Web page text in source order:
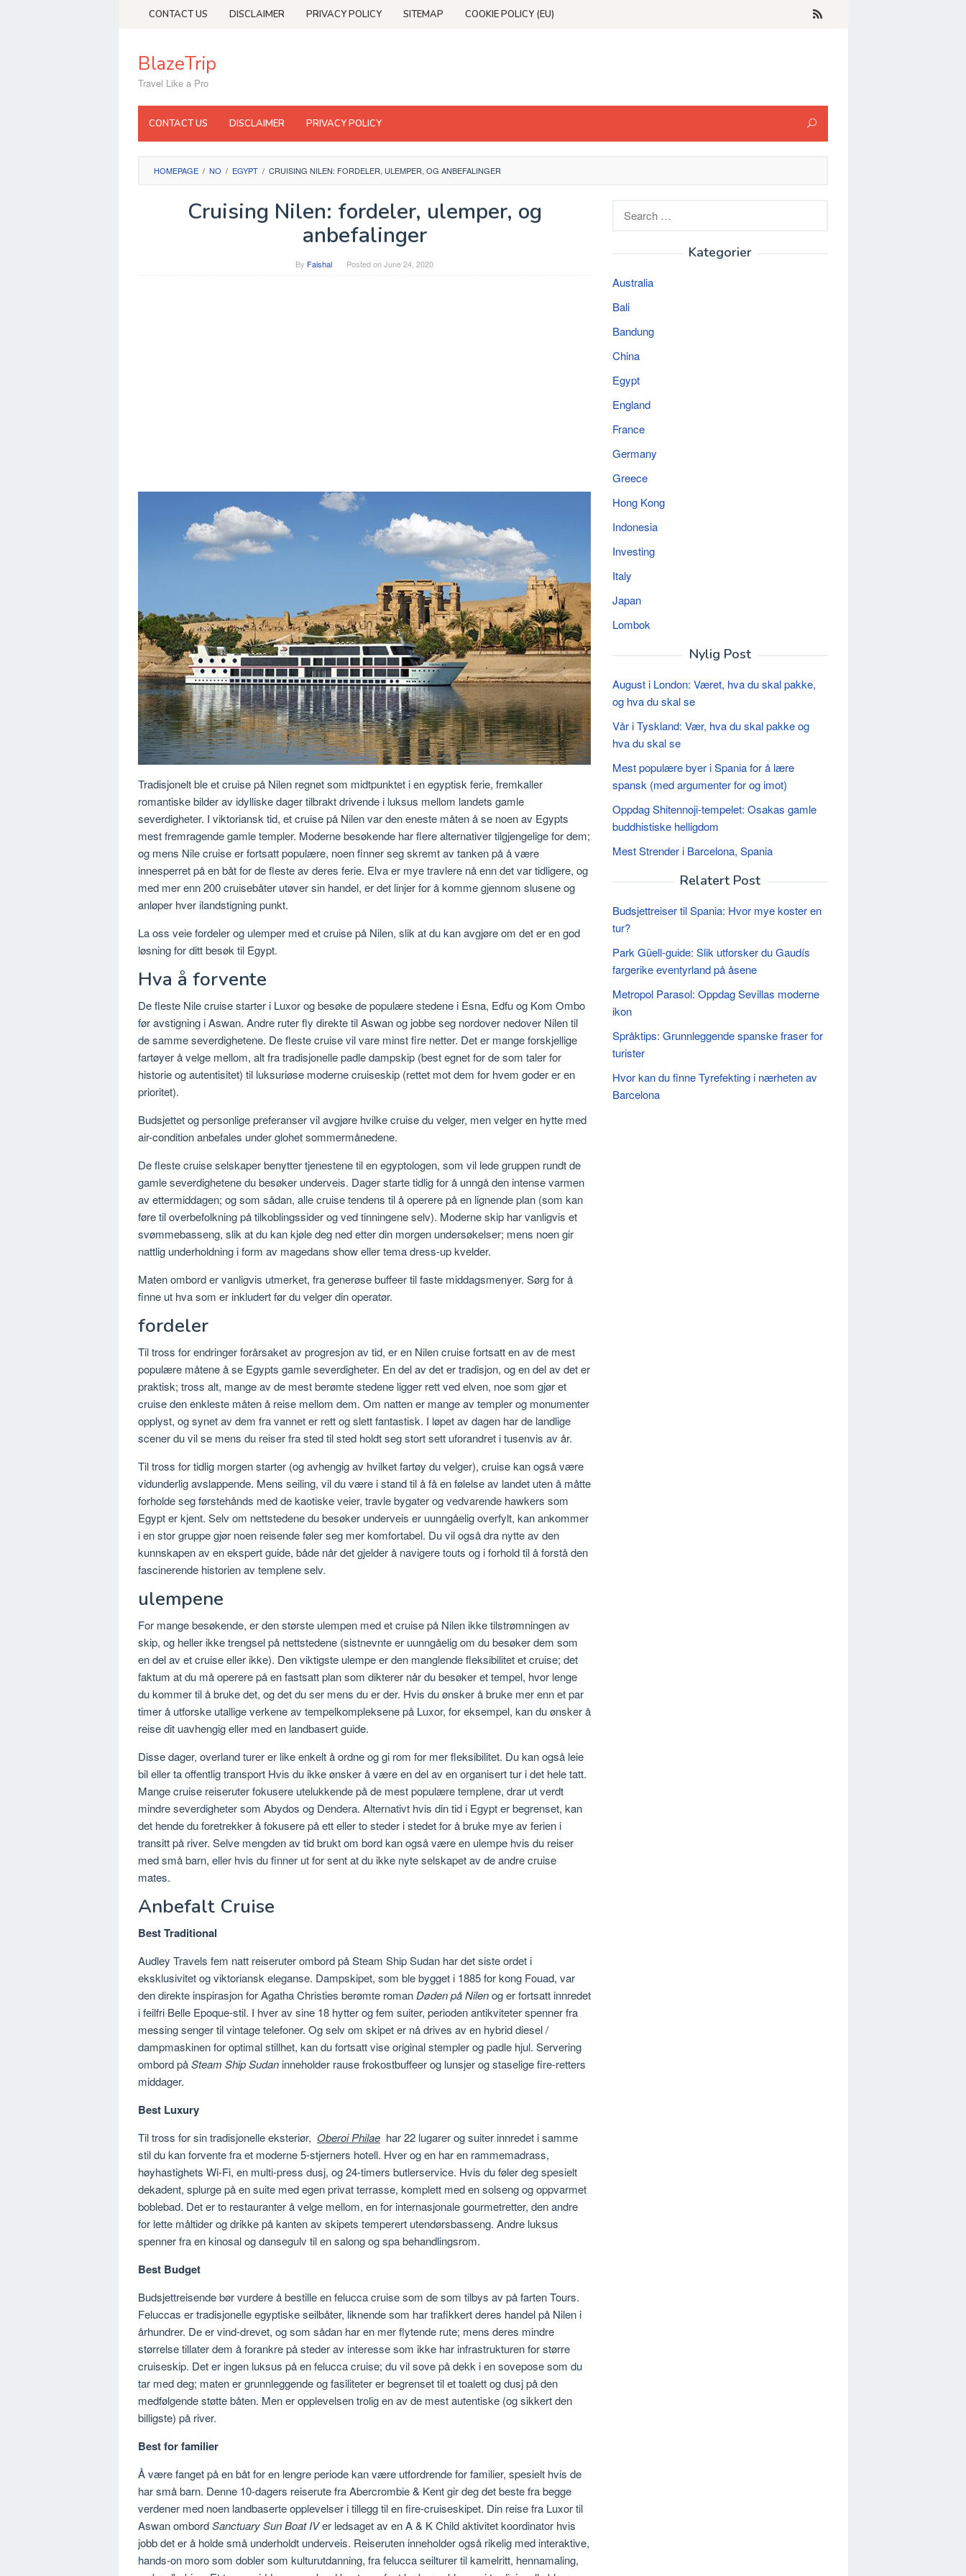
CONTACT US DISCLAIMER PRIVACY POLICY SITEMAP COOKIE POLICY (EU)
BlazeTrip
Travel Like a Pro
CONTACT US DISCLAIMER PRIVACY POLICY
HOMEPAGE / NO / EGYPT / CRUISING NILEN: FORDELER, ULEMPER, OG ANBEFALINGER
Cruising Nilen: fordeler, ulemper, og
anbefalinger
By Faishal Posted onJune 24, 2020
Tradisjonelt ble et cruise på Nilen regnet som midtpunktet i en egyptisk ferie, fremkaller
romantiske bilder av idylliske dager tilbrakt drivende i luksus mellom landets gamle
severdigheter. I viktoriansk tid, et cruise på Nilen var den eneste måten å se noen av Egypts
mest fremragende gamle templer. Moderne besøkende har flere alternativer tilgjengelige for dem;
og mens Nile cruise er fortsatt populære, noen finner seg skremt av tanken på å være
innesperret på en båt for de fleste av deres ferie. Elva er mye travlere nå enn det var tidligere, og
med mer enn 200 cruisebåter utøver sin handel, er det linjer for å komme gjennom slusene og
anløper hver ilandstigning punkt.
La oss veie fordeler og ulemper med et cruise på Nilen, slik at du kan avgjøre om det er en god
løsning for ditt besøk til Egypt.
Hva å forvente
De fleste Nile cruise starter i Luxor og besøke de populære stedene i Esna, Edfu og Kom Ombo
før avstigning i Aswan. Andre ruter fly direkte til Aswan og jobbe seg nordover nedover Nilen til
de samme severdighetene. De fleste cruise vil vare minst fire netter. Det er mange forskjellige
fartøyer å velge mellom, alt fra tradisjonelle padle dampskip (best egnet for de som taler for
historie og autentisitet) til luksuriøse moderne cruiseskip (rettet mot dem for hvem goder er en
prioritet).
Budsjettet og personlige preferanser vil avgjøre hvilke cruise du velger, men velger en hytte med
air-condition anbefales under glohet sommermånedene.
De fleste cruise selskaper benytter tjenestene til en egyptologen, som vil lede gruppen rundt de
gamle severdighetene du besøker underveis. Dager starte tidlig for å unngå den intense varmen
av ettermiddagen; og som sådan, alle cruise tendens til å operere på en lignende plan (som kan
føre til overbefolkning på tilkoblingssider og ved tinningene selv). Moderne skip har vanligvis et
svømmebasseng, slik at du kan kjøle deg ned etter din morgen undersøkelser; mens noen gir
nattlig underholdning i form av magedans show eller tema dress-up kvelder.
Maten ombord er vanligvis utmerket, fra generøse buffeer til faste middagsmenyer. Sørg for å
finne ut hva som er inkludert før du velger din operatør.
fordeler
Til tross for endringer forårsaket av progresjon av tid, er en Nilen cruise fortsatt en av de mest
populære måtene å se Egypts gamle severdigheter. En del av det er tradisjon, og en del av det er
praktisk; tross alt, mange av de mest berømte stedene ligger rett ved elven, noe som gjør et
cruise den enkleste måten å reise mellom dem. Om natten er mange av templer og monumenter
opplyst, og synet av dem fra vannet er rett og slett fantastisk. I løpet av dagen har de landlige
scener du vil se mens du reiser fra sted til sted holdt seg stort sett uforandret i tusenvis av år.
Til tross for tidlig morgen starter (og avhengig av hvilket fartøy du velger), cruise kan også være
vidunderlig avslappende. Mens seiling, vil du være i stand til å få en følelse av landet uten å måtte
forholde seg førstehånds med de kaotiske veier, travle bygater og vedvarende hawkers som
Egypt er kjent. Selv om nettstedene du besøker underveis er uunngåelig overfylt, kan ankommer
i en stor gruppe gjør noen reisende føler seg mer komfortabel. Du vil også dra nytte av den
kunnskapen av en ekspert guide, både når det gjelder å navigere touts og i forhold til å forstå den
fascinerende historien av templene selv.
ulempene
For mange besøkende, er den største ulempen med et cruise på Nilen ikke tilstrømningen av
skip, og heller ikke trengsel på nettstedene (sistnevnte er uunngåelig om du besøker dem som
en del av et cruise eller ikke). Den viktigste ulempe er den manglende fleksibilitet et cruise; det
faktum at du må operere på en fastsatt plan som dikterer når du besøker et tempel, hvor lenge
du kommer til å bruke det, og det du ser mens du er der. Hvis du ønsker å bruke mer enn et par
timer å utforske utallige verkene av tempelkompleksene på Luxor, for eksempel, kan du ønsker å
reise dit uavhengig eller med en landbasert guide.
Disse dager, overland turer er like enkelt å ordne og gi rom for mer fleksibilitet. Du kan også leie
bil eller ta offentlig transport Hvis du ikke ønsker å være en del av en organisert tur i det hele tatt.
Mange cruise reiseruter fokusere utelukkende på de mest populære templene, drar ut verdt
mindre severdigheter som Abydos og Dendera. Alternativt hvis din tid i Egypt er begrenset, kan
det hende du foretrekker å fokusere på ett eller to steder i stedet for å bruke mye av ferien i
transitt på river. Selve mengden av tid brukt om bord kan også være en ulempe hvis du reiser
med små barn, eller hvis du finner ut for sent at du ikke nyte selskapet av de andre cruise
mates.
Anbefalt Cruise
Best Traditional
Audley Travels fem natt reiseruter ombord på Steam Ship Sudan har det siste ordet i
eksklusivitet og viktoriansk eleganse. Dampskipet, som ble bygget i 1885 for kong Fouad, var
den direkte inspirasjon for Agatha Christies berømte roman Døden på Nilenog er fortsatt innredet
i feilfri Belle Epoque-stil. I hver av sine 18 hytter og fem suiter, perioden antikviteter spenner fra
messing senger til vintage telefoner. Og selv om skipet er nå drives av en hybrid diesel /
dampmaskinen for optimal stillhet, kan du fortsatt vise original stempler og padle hjul. Servering
ombord påSteam Ship Sudan inneholder rause frokostbuffeer og lunsjer og staselige fire-retters
middager.
Best Luxury
Til tross for sin tradisjonelle eksteriør, Oberoi Philae har 22 lugarer og suiter innredet i samme
stil du kan forvente fra et moderne 5-stjerners hotell. Hver og en har en rammemadrass,
høyhastighets Wi-Fi, en multi-press dusj, og 24-timers butlerservice. Hvis du føler deg spesielt
dekadent, splurge på en suite med egen privat terrasse, komplett med en solseng og oppvarmet
boblebad. Det er to restauranter å velge mellom, en for internasjonale gourmetretter, den andre
for lette måltider og drikke på kanten av skipets temperert utendørsbasseng. Andre luksus
spenner fra en kinosal og dansegulv til en salong og spa behandlingsrom.
Best Budget
Budsjettreisende bør vurdere å bestille en felucca cruise som de som tilbys av på farten Tours.
Feluccas er tradisjonelle egyptiske seilbåter, liknende som har trafikkert deres handel på Nilen i
århundrer. De er vind-drevet, og som sådan har en mer flytende rute; mens deres mindre
størrelse tillater dem å forankre på steder av interesse som ikke har infrastrukturen for større
cruiseskip. Det er ingen luksus på en felucca cruise; du vil sove på dekk i en sovepose som du
tar med deg; maten er grunnleggende og fasiliteter er begrenset til et toalett og dusj på den
medfølgende støtte båten. Men er opplevelsen trolig en av de mest autentiske (og sikkert den
billigste) på river.
Best for familier
Å være fanget på en båt for en lengre periode kan være utfordrende for familier, spesielt hvis de
har små barn. Denne 10-dagers reiserute fra Abercrombie & Kent gir deg det beste fra begge
verdener med noen landbaserte opplevelser i tillegg til en fire-cruiseskipet. Din reise fra Luxor til
Aswan ombordSanctuary Sun Boat IVer ledsaget av en A & K Child aktivitet koordinator hvis
jobb det er å holde små underholdt underveis. Reiseruten inneholder også rikelig med interaktive,
hands-on moro som dobler som kulturutdanning, fra felucca seilturer til kamelritt, hennamaling,
Kategorier
Australia
Bali
Bandung
China
Egypt
England
France
Germany
Greece
Hong Kong
Indonesia
Investing
Italy
Japan
Lombok
Nylig Post
August i London: Været, hva du skal pakke,
og hva du skal se
Vår i Tyskland: Vær, hva du skal pakke og
hva du skal se
Mest populære byer i Spania for å lære
spansk (med argumenter for og imot)
Oppdag Shitennoji-tempelet: Osakas gamle
buddhistiske helligdom
Mest Strender i Barcelona, ​​Spania
Relatert Post
Budsjettreiser til Spania: Hvor mye koster en
tur?
Park Güell-guide: Slik utforsker du Gaudís
fargerike eventyrland på åsene
Metropol Parasol: Oppdag Sevillas moderne
ikon
Språktips: Grunnleggende spanske fraser for
turister
Hvor kan du finne Tyrefekting i nærheten av
Barcelona